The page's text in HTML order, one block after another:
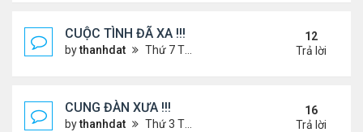
CUỘC TÌNH ĐÃ XA !!!
bythanhdat Thứ 7 Tháng 12 14, 2024 2:15 am
12
Trả lời
CUNG ĐÀN XƯA !!!
bythanhdat Thứ 3 Tháng 7 23, 2024 3:22 pm
16
Trả lời